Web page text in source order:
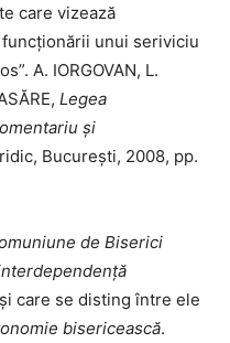
care vizează
unui seriviciu
A. IORGOVAN, L.
Legea
și
București, 2008, pp.
de Biserici
care se disting între ele
bisericească.